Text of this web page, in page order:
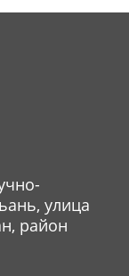
улица
район